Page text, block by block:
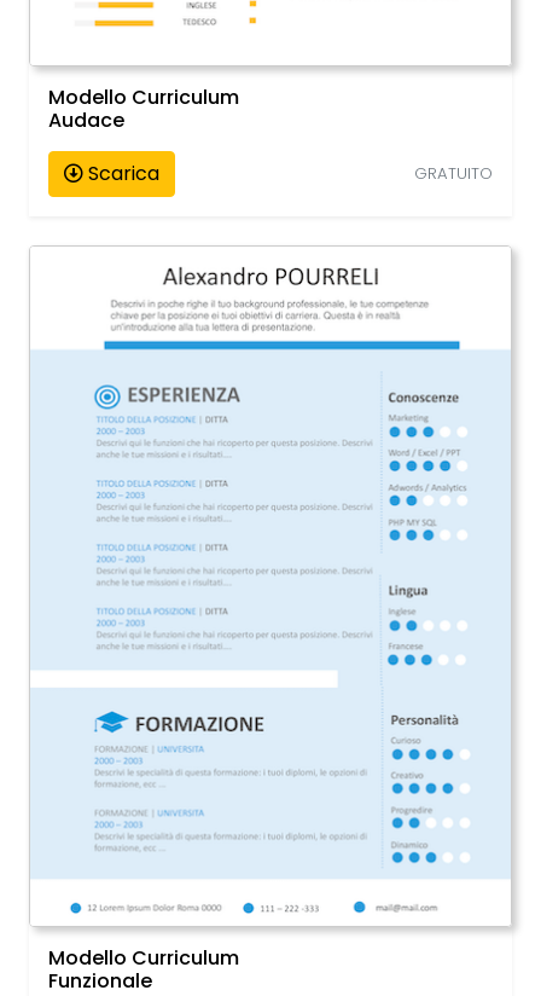
Modello Curriculum
Audace
Scarica
GRATUITO
Modello Curriculum
Funzionale